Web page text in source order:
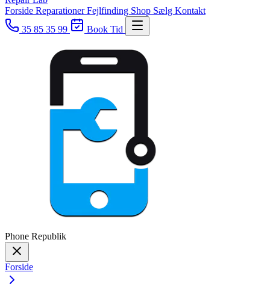
Forside ReparationerFejlfinding Shop Sælg Kontakt
35 85 35 99
Book Tid
Phone Republik
Forside